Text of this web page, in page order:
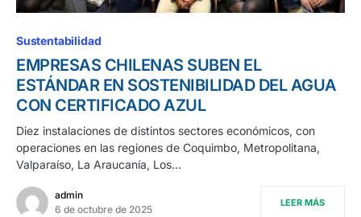
Sustentabilidad
EMPRESAS CHILENAS SUBEN EL
ESTÁNDAR EN SOSTENIBILIDAD DEL AGUA
CON CERTIFICADO AZUL
Diez instalaciones de distintos sectores económicos, con
operaciones en las regiones de Coquimbo, Metropolitana,
Valparaíso, La Araucanía, Los…
admin
6 de octubre de 2025
LEER MÁS